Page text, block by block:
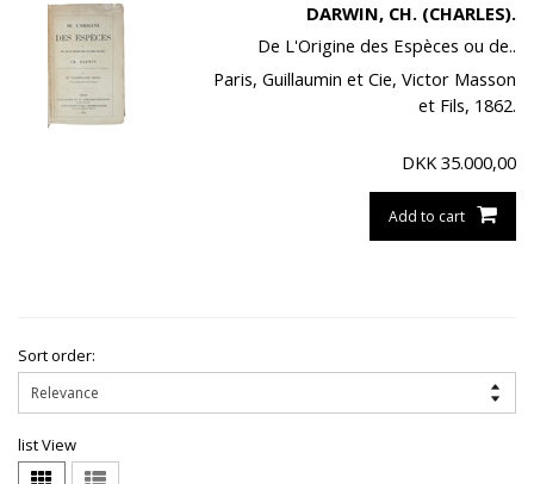
DARWIN, CH. (CHARLES).
De L'Origine des Espèces ou de..
Paris, Guillaumin et Cie, Victor Masson
et Fils, 1862.
DKK 35.000,00
Add to cart
Sort order:
list View